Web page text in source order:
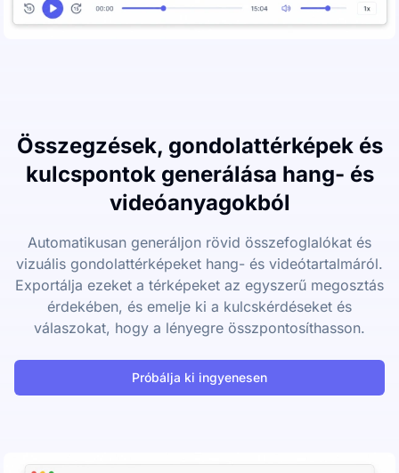
Összegzések, gondolattérképek és
kulcspontok generálása hang- és
videóanyagokból
Automatikusan generáljon rövid összefoglalókat és
vizuális gondolattérképeket hang- és videótartalmáról.
Exportálja ezeket a térképeket az egyszerű megosztás
érdekében, és emelje ki a kulcskérdéseket és
válaszokat, hogy a lényegre összpontosíthasson.
Próbálja ki ingyenesen